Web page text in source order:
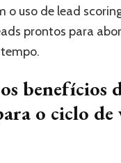
o uso de lead
prontos para
benefícios
o ciclo de